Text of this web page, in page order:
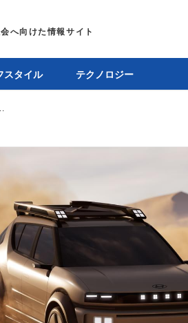
スタイル テクノロジー
」のコンセプトカー発表